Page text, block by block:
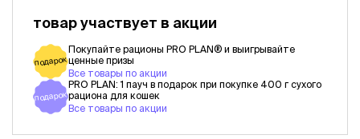
товар участвует в акции
подарок
Покупайте рационы PRO PLAN® и выигрывайте
ценные призы
Все товары по акции
подарок
PRO PLAN: 1 пауч в подарок при покупке 400 г сухого
рациона для кошек
Все товары по акции